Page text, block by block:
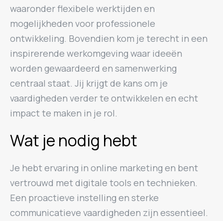
waaronder flexibele werktijden en
mogelijkheden voor professionele
ontwikkeling. Bovendien kom je terecht in een
inspirerende werkomgeving waar ideeën
worden gewaardeerd en samenwerking
centraal staat. Jij krijgt de kans om je
vaardigheden verder te ontwikkelen en echt
impact te maken in je rol.
Wat je nodig hebt
Je hebt ervaring in online marketing en bent
vertrouwd met digitale tools en technieken.
Een proactieve instelling en sterke
communicatieve vaardigheden zijn essentieel.